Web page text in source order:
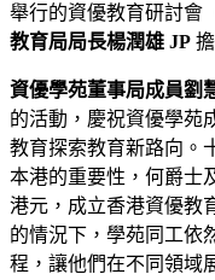
舉行的資優教育研討會
教育局局長楊潤雄 JP
資優學苑董事局成員劉
的活動，慶祝資優學苑
教育探索教育新路向。
本港的重要性，何爵士
港元，成立香港資優教
的情況下，學苑同工依
程，讓他們在不同領域